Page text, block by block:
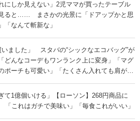
にしか見えない」2児ママが買ったテーブル
ると…… まさかの光景に「ドアップかと思
「なんて斬新な」
いました」 スタバの“シックなエコバッグ”が
んなコーデもワンランク上に変身」「マグ
ポーチも可愛い」「たくさん入れても肩が痛
て1億個いける」【ローソン】268円商品に
これはガチで美味い」「毎食これがいい」